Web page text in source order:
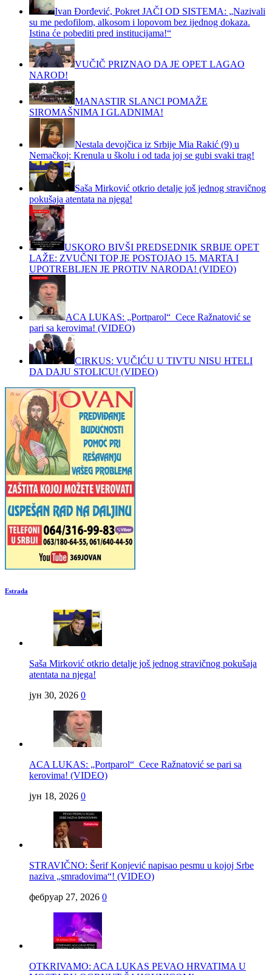
Ivan Đorđević, Pokret JAČI OD SISTEMA: „Nazivali
su me pedofilom, alkosom i lopovom bez ijednog dokaza.
Istina će pobediti pred institucijama!“
VUČIČ PRIZNAO DA JE OPET LAGAO
NAROD!
MANASTIR SLANCI POMAŽE
SIROMAŠNIMA I GLADNIMA!
Nestala devojčica iz Srbije Mia Rakić (9) u
Nemačkoj: Krenula u školu i od tada joj se gubi svaki trag!
Saša Mirković otkrio detalje još jednog stravičnog
pokušaja atentata na njega!
USKORO BIVŠI PREDSEDNIK SRBIJE OPET
LAŽE: ZVUČNI TOP JE POSTOJAO 15. MARTA I
UPOTREBLJEN JE PROTIV NARODA! (VIDEO)
ACA LUKAS: „Portparol“ Cece Ražnatović se
pari sa kerovima! (VIDEO)
CIRKUS: VUČIĆU U TIVTU NISU HTELI
DA DAJU STOLICU! (VIDEO)
Estrada
Saša Mirković otkrio detalje još jednog stravičnog pokušaja
atentata na njega!
јун 30, 2026 0
ACA LUKAS: „Portparol“ Cece Ražnatović se pari sa
kerovima! (VIDEO)
јун 18, 2026 0
STRAVIČNO: Šerif Konjević napisao pesmu u kojoj Srbe
naziva „smradovima“! (VIDEO)
фебруар 27, 2026 0
OTKRIVAMO: ACA LUKAS PEVAO HRVATIMA U